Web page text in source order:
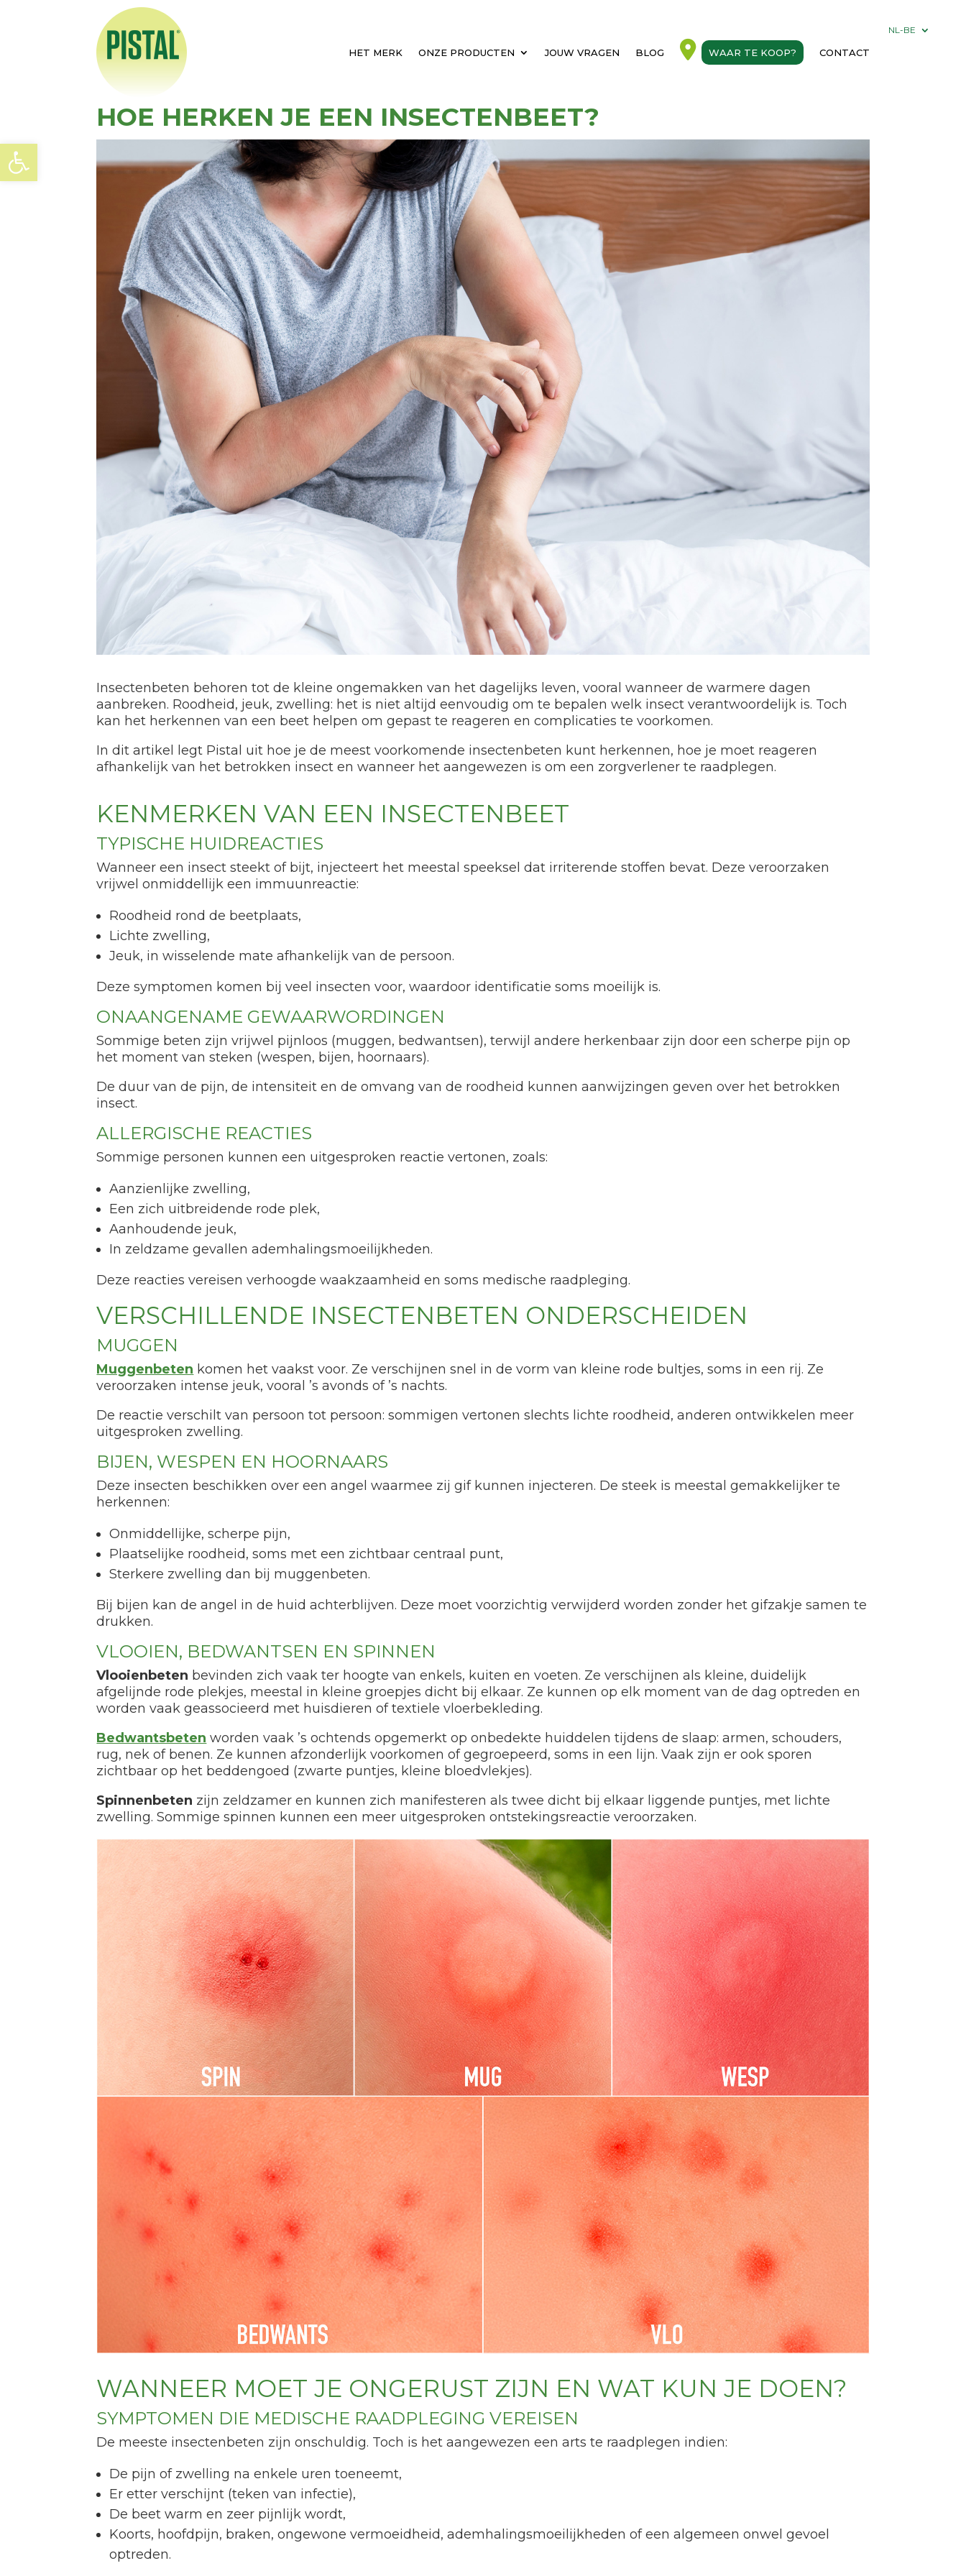
Open werkbalk
HET MERK ONZE PRODUCTEN JOUW VRAGEN BLOG WAAR TE KOOP? CONTACT
NL-BE
HOE HERKEN JE EEN INSECTENBEET?
Insectenbeten behoren tot de kleine ongemakken van het dagelijks leven, vooral wanneer de warmere dagen
aanbreken. Roodheid, jeuk, zwelling: het is niet altijd eenvoudig om te bepalen welk insect verantwoordelijk is. Toch
kan het herkennen van een beet helpen om gepast te reageren en complicaties te voorkomen.
In dit artikel legt Pistal uit hoe je de meest voorkomende insectenbeten kunt herkennen, hoe je moet reageren
afhankelijk van het betrokken insect en wanneer het aangewezen is om een zorgverlener te raadplegen.
KENMERKEN VAN EEN INSECTENBEET
TYPISCHE HUIDREACTIES
Wanneer een insect steekt of bijt, injecteert het meestal speeksel dat irriterende stoffen bevat. Deze veroorzaken
vrijwel onmiddellijk een immuunreactie:
Roodheid rond de beetplaats,
Lichte zwelling,
Jeuk, in wisselende mate afhankelijk van de persoon.
Deze symptomen komen bij veel insecten voor, waardoor identificatie soms moeilijk is.
ONAANGENAME GEWAARWORDINGEN
Sommige beten zijn vrijwel pijnloos (muggen, bedwantsen), terwijl andere herkenbaar zijn door een scherpe pijn op
het moment van steken (wespen, bijen, hoornaars).
De duur van de pijn, de intensiteit en de omvang van de roodheid kunnen aanwijzingen geven over het betrokken
insect.
ALLERGISCHE REACTIES
Sommige personen kunnen een uitgesproken reactie vertonen, zoals:
Aanzienlijke zwelling,
Een zich uitbreidende rode plek,
Aanhoudende jeuk,
In zeldzame gevallen ademhalingsmoeilijkheden.
Deze reacties vereisen verhoogde waakzaamheid en soms medische raadpleging.
VERSCHILLENDE INSECTENBETEN ONDERSCHEIDEN
MUGGEN
Muggenbeten komen het vaakst voor. Ze verschijnen snel in de vorm van kleine rode bultjes, soms in een rij. Ze
veroorzaken intense jeuk, vooral ’s avonds of ’s nachts.
De reactie verschilt van persoon tot persoon: sommigen vertonen slechts lichte roodheid, anderen ontwikkelen meer
uitgesproken zwelling.
BIJEN, WESPEN EN HOORNAARS
Deze insecten beschikken over een angel waarmee zij gif kunnen injecteren. De steek is meestal gemakkelijker te
herkennen:
Onmiddellijke, scherpe pijn,
Plaatselijke roodheid, soms met een zichtbaar centraal punt,
Sterkere zwelling dan bij muggenbeten.
Bij bijen kan de angel in de huid achterblijven. Deze moet voorzichtig verwijderd worden zonder het gifzakje samen te
drukken.
VLOOIEN, BEDWANTSEN EN SPINNEN
Vlooienbeten bevinden zich vaak ter hoogte van enkels, kuiten en voeten. Ze verschijnen als kleine, duidelijk
afgelijnde rode plekjes, meestal in kleine groepjes dicht bij elkaar. Ze kunnen op elk moment van de dag optreden en
worden vaak geassocieerd met huisdieren of textiele vloerbekleding.
Bedwantsbeten worden vaak ’s ochtends opgemerkt op onbedekte huiddelen tijdens de slaap: armen, schouders,
rug, nek of benen. Ze kunnen afzonderlijk voorkomen of gegroepeerd, soms in een lijn. Vaak zijn er ook sporen
zichtbaar op het beddengoed (zwarte puntjes, kleine bloedvlekjes).
Spinnenbeten zijn zeldzamer en kunnen zich manifesteren als twee dicht bij elkaar liggende puntjes, met lichte
zwelling. Sommige spinnen kunnen een meer uitgesproken ontstekingsreactie veroorzaken.
WANNEER MOET JE ONGERUST ZIJN EN WAT KUN JE DOEN?
SYMPTOMEN DIE MEDISCHE RAADPLEGING VEREISEN
De meeste insectenbeten zijn onschuldig. Toch is het aangewezen een arts te raadplegen indien:
De pijn of zwelling na enkele uren toeneemt,
Er etter verschijnt (teken van infectie),
De beet warm en zeer pijnlijk wordt,
Koorts, hoofdpijn, braken, ongewone vermoeidheid, ademhalingsmoeilijkheden of een algemeen onwel gevoel
optreden.